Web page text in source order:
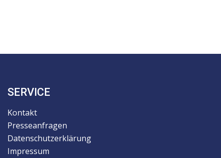
SERVICE
Kontakt
Presseanfragen
Datenschutzerklärung
Impressum